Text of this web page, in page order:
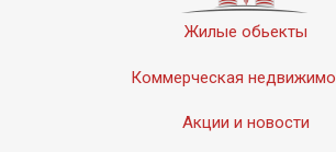
Жилые обьекты
Коммерческая
Акции и новости